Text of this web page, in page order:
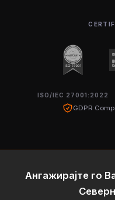
ISO/IEC 27001:2022
GDPR
Ангажирајте го